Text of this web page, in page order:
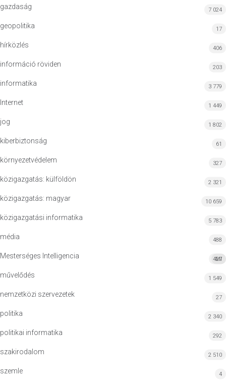
gazdaság 7 024
geopolitika 17
hírközlés 406
információ röviden 203
informatika 3 779
Internet 1 449
jog 1 802
kiberbiztonság 61
környezetvédelem 327
közigazgatás: külföldön 2 321
közigazgatás: magyar 10 659
közigazgatási informatika 5 783
média 488
Mesterséges Intelligencia MI
427
művelődés 1 549
nemzetközi szervezetek 27
politika 2 340
politikai informatika 292
szakirodalom 2 510
szemle 4